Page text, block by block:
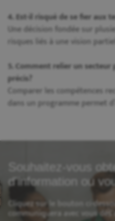
4. Est-il risqué de se fier aux
Une décision fondée sur
risques liés à une vision
5. Comment relier un
précis?
Comparer les compétences
dans un programme permet
Souhaitez-vous
d'information ou
Cliquez sur le bouton ci-
communiquera avec vous dès